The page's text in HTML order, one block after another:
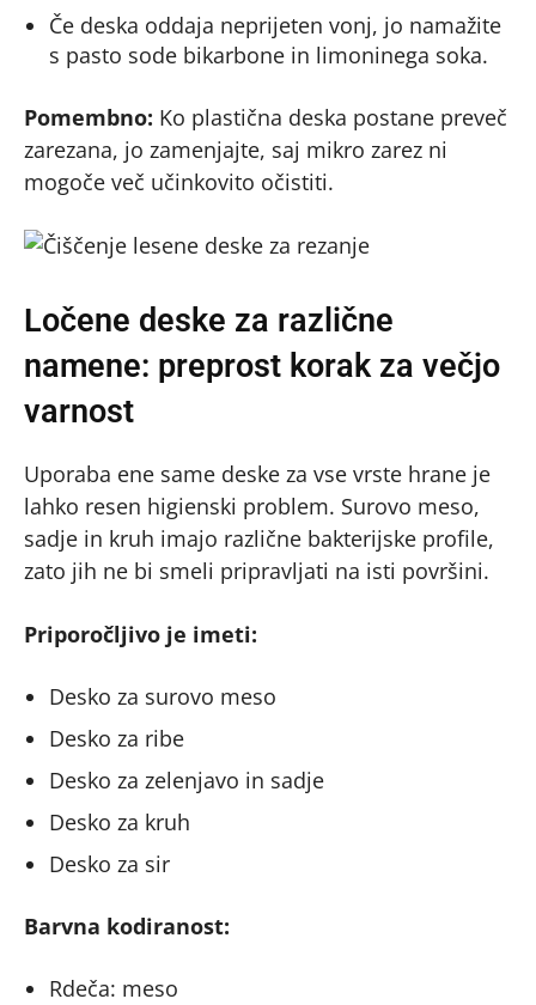
Če deska oddaja neprijeten vonj, jo namažite
s pasto sode bikarbone in limoninega soka.
Pomembno: Ko plastična deska postane preveč
zarezana, jo zamenjajte, saj mikro zarez ni
mogoče več učinkovito očistiti.
Ločene deske za različne
namene: preprost korak za večjo
varnost
Uporaba ene same deske za vse vrste hrane je
lahko resen higienski problem. Surovo meso,
sadje in kruh imajo različne bakterijske profile,
zato jih ne bi smeli pripravljati na isti površini.
Priporočljivo je imeti:
Desko za surovo meso
Desko za ribe
Desko za zelenjavo in sadje
Desko za kruh
Desko za sir
Barvna kodiranost:
Rdeča: meso